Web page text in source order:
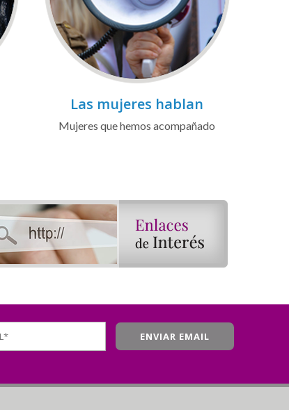
Las mujeres hablan
Mujeres que hemos acompañado